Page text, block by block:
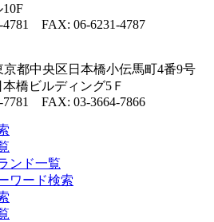
4781 FAX: 06-6231-4787
京都中央区日本橋小伝馬町4番9号
橋ビルディング5Ｆ
7781 FAX: 03-3664-7866
ンド一覧
ワード検索